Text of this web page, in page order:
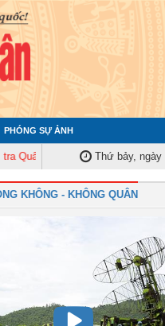
PHÓNG SỰ ẢNH
Trung ương tập huấn nghiệp vụ
Thứ bảy, ngày
KHÔNG - KHÔNG QUÂN